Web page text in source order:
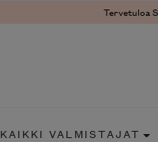
Tervetuloa
KAIKKI VALMISTAJAT